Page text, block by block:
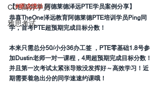
CCL高分学员
雅思考试
【#晒成绩单 阿德莱德泽远PTE学员案例分享】
恭喜TheOne泽远教育阿德莱德PTE培训学员Ping同
学，首考PTE超预期完成目标分数！
本来只需总分50/小分36办工签 ，PTE零基础1.8号参
加Dustin老师一对一课程，4周超预期完成目标分数！
并且第一次考试太紧张导致没发挥好～高效学习！近
期需要着急出分的同学速速约课哦！